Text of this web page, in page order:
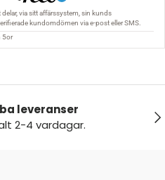
leveranser
2-4 vardagar.